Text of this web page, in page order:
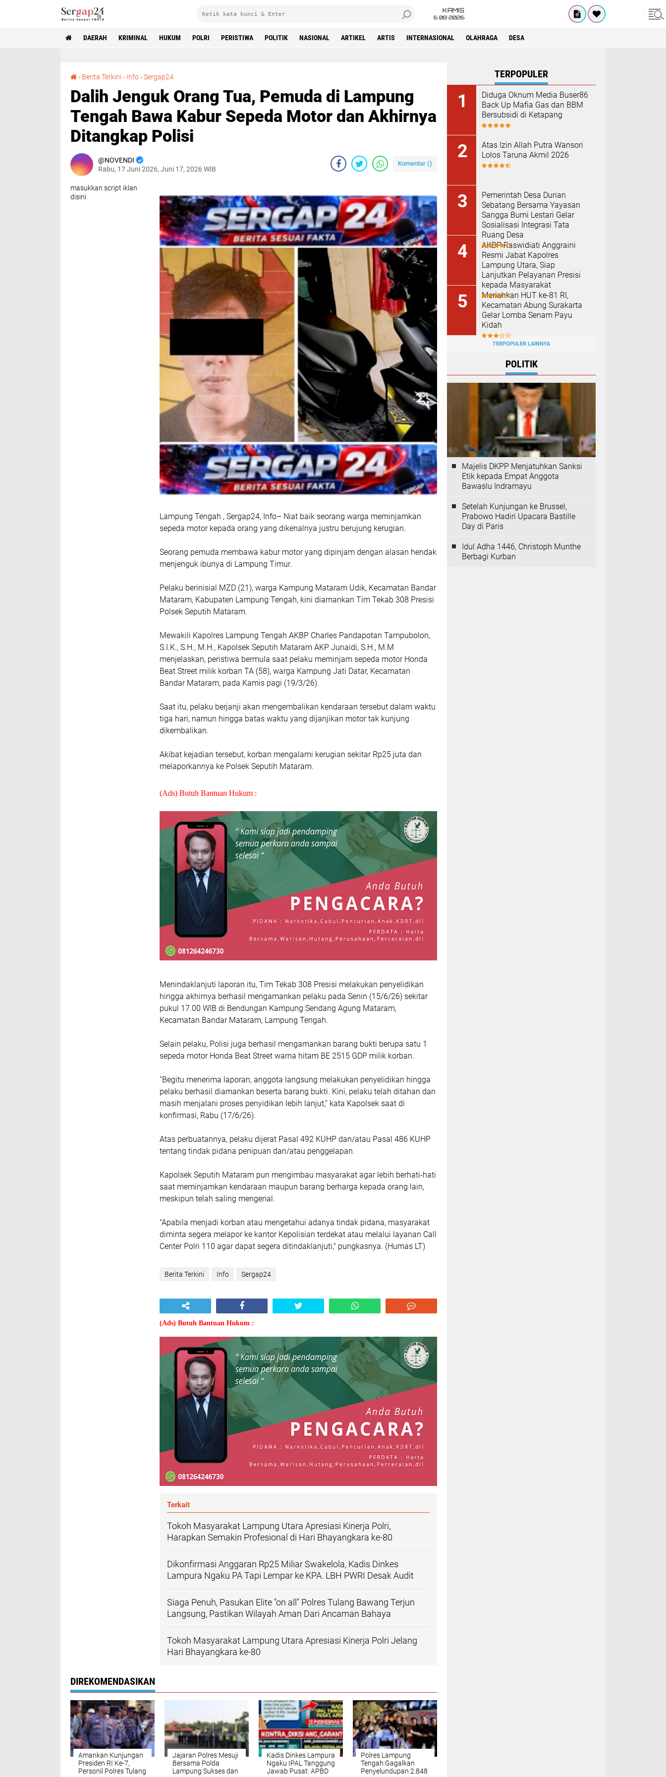
KAMIS
6 08 2026
DAERAH KRIMINAL HUKUM POLRI PERISTIWA POLITIK NASIONAL ARTIKEL ARTIS INTERNASIONAL OLAHRAGA DESA
› Berita Terkini › Info ›Sergap24
Dalih Jenguk Orang Tua, Pemuda di Lampung
Tengah Bawa Kabur Sepeda Motor dan Akhirnya
Ditangkap Polisi
NOVENDI
Rabu, 17 Juni 2026, Juni 17, 2026 WIB
Komentar ()
masukkan script iklan
disini
Lampung Tengah , Sergap24, Info– Niat baik seorang warga meminjamkan
sepeda motor kepada orang yang dikenalnya justru berujung kerugian.
Seorang pemuda membawa kabur motor yang dipinjam dengan alasan hendak
menjenguk ibunya di Lampung Timur.
Pelaku berinisial MZD (21), warga Kampung Mataram Udik, Kecamatan Bandar
Mataram, Kabupaten Lampung Tengah, kini diamankan Tim Tekab 308 Presisi
Polsek Seputih Mataram.
Mewakili Kapolres Lampung Tengah AKBP Charles Pandapotan Tampubolon,
S.I.K., S.H., M.H., Kapolsek Seputih Mataram AKP Junaidi, S.H., M.M
menjelaskan, peristiwa bermula saat pelaku meminjam sepeda motor Honda
Beat Street milik korban TA (58), warga Kampung Jati Datar, Kecamatan
Bandar Mataram, pada Kamis pagi (19/3/26).
Saat itu, pelaku berjanji akan mengembalikan kendaraan tersebut dalam waktu
tiga hari, namun hingga batas waktu yang dijanjikan motor tak kunjung
dikembalikan.
Akibat kejadian tersebut, korban mengalami kerugian sekitar Rp25 juta dan
melaporkannya ke Polsek Seputih Mataram.
(Ads) Butuh Bantuan Hukum :
Menindaklanjuti laporan itu, Tim Tekab 308 Presisi melakukan penyelidikan
hingga akhirnya berhasil mengamankan pelaku pada Senin (15/6/26) sekitar
pukul 17.00 WIB di Bendungan Kampung Sendang Agung Mataram,
Kecamatan Bandar Mataram, Lampung Tengah.
Selain pelaku, Polisi juga berhasil mengamankan barang bukti berupa satu 1
sepeda motor Honda Beat Street warna hitam BE 2515 GDP milik korban.
“Begitu menerima laporan, anggota langsung melakukan penyelidikan hingga
pelaku berhasil diamankan beserta barang bukti. Kini, pelaku telah ditahan dan
masih menjalani proses penyidikan lebih lanjut,” kata Kapolsek saat di
konfirmasi, Rabu (17/6/26).
Atas perbuatannya, pelaku dijerat Pasal 492 KUHP dan/atau Pasal 486 KUHP
tentang tindak pidana penipuan dan/atau penggelapan.
Kapolsek Seputih Mataram pun mengimbau masyarakat agar lebih berhati-hati
saat meminjamkan kendaraan maupun barang berharga kepada orang lain,
meskipun telah saling mengenal.
"Apabila menjadi korban atau mengetahui adanya tindak pidana, masyarakat
diminta segera melapor ke kantor Kepolisian terdekat atau melalui layanan Call
Center Polri 110 agar dapat segera ditindaklanjuti," pungkasnya. (Humas LT)
Berita Terkini Info Sergap24
(Ads) Butuh Bantuan Hukum :
Terkait
Tokoh Masyarakat Lampung Utara Apresiasi Kinerja Polri,
Harapkan Semakin Profesional di Hari Bhayangkara ke-80
Dikonfirmasi Anggaran Rp25 Miliar Swakelola, Kadis Dinkes
Lampura Ngaku PA Tapi Lempar ke KPA. LBH PWRI Desak Audit
Siaga Penuh, Pasukan Elite "on all" Polres Tulang Bawang Terjun
Langsung, Pastikan Wilayah Aman Dari Ancaman Bahaya
Tokoh Masyarakat Lampung Utara Apresiasi Kinerja Polri Jelang
Hari Bhayangkara ke-80
DIREKOMENDASIKAN
Amankan Kunjungan
Presiden RI Ke-7,
Personil Polres Tulang
Jajaran Polres Mesuji
Bersama Polda
Lampung Sukses dan
Kadis Dinkes Lampura
Ngaku IPAL Tanggung
Jawab Pusat: APBD
Polres Lampung
Tengah Gagalkan
Penyelundupan 2.848
TERPOPULER
Diduga Oknum Media Buser86
Back Up Mafia Gas dan BBM
Bersubsidi di Ketapang
Atas Izin Allah Putra Wansori
Lolos Taruna Akmil 2026
Pemerintah Desa Durian
Sebatang Bersama Yayasan
Sangga Bumi Lestari Gelar
Sosialisasi Integrasi Tata
Ruang Desa
AKBP Raswidiati Anggraini
Resmi Jabat Kapolres
Lampung Utara, Siap
Lanjutkan Pelayanan Presisi
kepada Masyarakat
Meriahkan HUT ke-81 RI,
Kecamatan Abung Surakarta
Gelar Lomba Senam Payu
Kidah
TERPOPULER LAINNYA
POLITIK
Majelis DKPP Menjatuhkan Sanksi
Etik kepada Empat Anggota
Bawaslu Indramayu
Setelah Kunjungan ke Brussel,
Prabowo Hadiri Upacara Bastille
Day di Paris
Idul Adha 1446, Christoph Munthe
Berbagi Kurban